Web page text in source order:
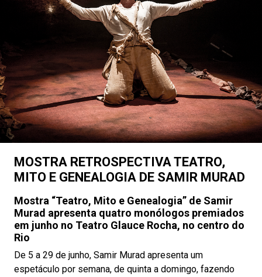
MOSTRA RETROSPECTIVA TEATRO,
MITO E GENEALOGIA DE SAMIR MURAD
Mostra “Teatro, Mito e Genealogia” de Samir
Murad apresenta quatro monólogos premiados
em junho no Teatro Glauce Rocha, no centro do
Rio
De 5 a 29 de junho, Samir Murad apresenta um
espetáculo por semana, de quinta a domingo, fazendo